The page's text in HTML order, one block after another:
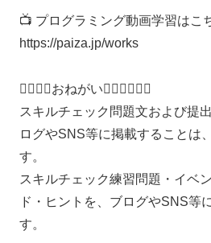
📺 プログラミング動画学習はこ
https://paiza.jp/works
🙇‍♂️🙇‍♂️おねがい🙇‍♂️🙇‍♂️🙇‍♂️
スキルチェック問題文および提
ログやSNS等に掲載することは
す。
スキルチェック練習問題・イベ
ド・ヒントを、ブログやSNS等
す。